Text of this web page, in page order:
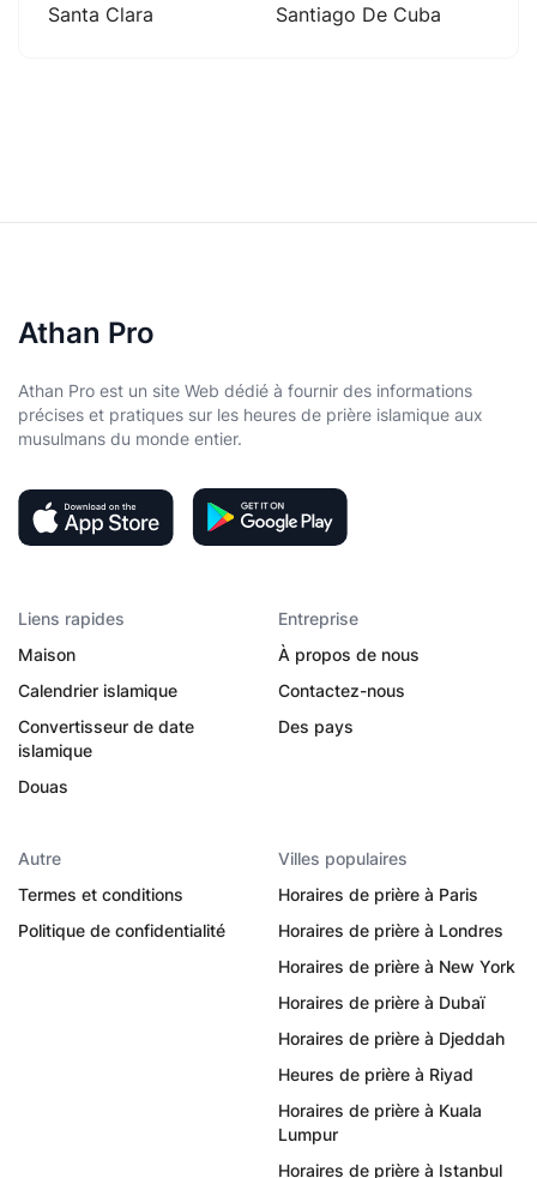
Santa Clara Santiago De Cuba
Athan Pro
Athan Pro est un site Web dédié à fournir des informations
précises et pratiques sur les heures de prière islamique aux
musulmans du monde entier.
Liens rapides
Maison
Calendrier islamique
Convertisseur de date
islamique
Douas
Entreprise
À propos de nous
Contactez-nous
Des pays
Autre
Termes et conditions
Politique de confidentialité
Villes populaires
Horaires de prière à Paris
Horaires de prière à Londres
Horaires de prière à New York
Horaires de prière à Dubaï
Horaires de prière à Djeddah
Heures de prière à Riyad
Horaires de prière à Kuala
Lumpur
Horaires de prière à Istanbul